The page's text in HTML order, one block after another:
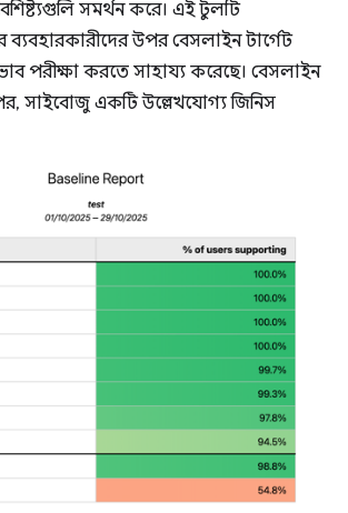
সমর্থন করে। এই টুলটি
উপর বেসলাইন টার্গেট
পরীক্ষা করতে সাহায্য করেছে। বেসলাইন
সাইবোজু একটি উল্লেখযোগ্য জিনিস